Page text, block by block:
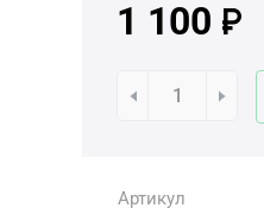
1 100
Артикул